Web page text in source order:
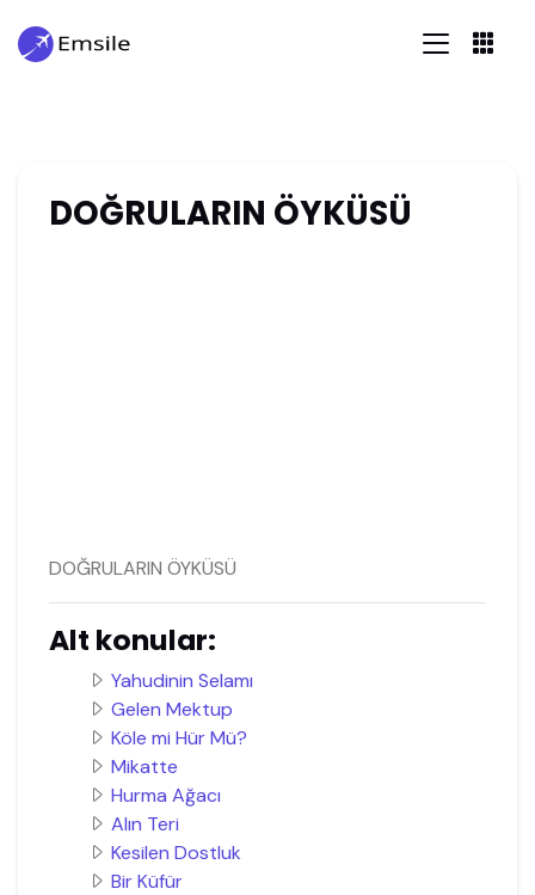
DOĞRULARIN ÖYKÜSÜ
DOĞRULARIN ÖYKÜSÜ
Alt konular:
Yahudinin Selamı
Gelen Mektup
Köle mi Hür Mü?
Mikatte
Hurma Ağacı
Alın Teri
Kesilen Dostluk
Bir Küfür